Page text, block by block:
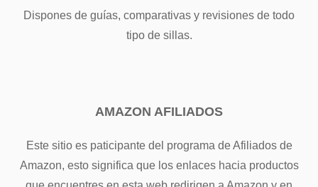
Dispones de guías, comparativas y revisiones de todo
tipo de sillas.
AMAZON AFILIADOS
Este sitio es paticipante del programa de Afiliados de
Amazon, esto significa que los enlaces hacia productos